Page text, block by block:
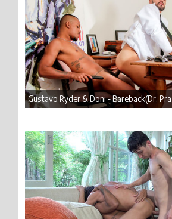
Gustavo Ryder & Doni - Bareback(Dr.